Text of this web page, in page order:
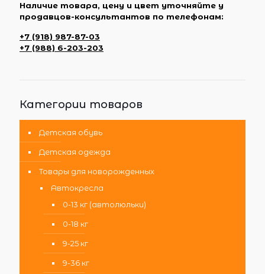
Наличие товара, цену и цвет уточняйте у
продавцов-консультантов по телефонам:
+7 (918) 987-87-03
+7 (988) 6-203-203
Категории товаров
Детская обувь
Детская одежда
Товары для новорожденных
Автокресла
0-13 кг (автолюльки)
0-18 кг
9-25 кг
9-36 кг